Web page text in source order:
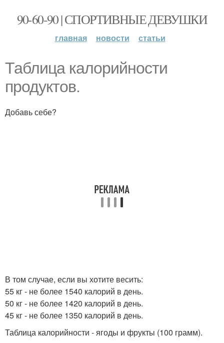
90-60-90 | СПОРТИВНЫЕ ДЕВУШКИ
главная новости статьи
Таблица калорийности
продуктов.
Добавь себе?
В том случае, если вы хотите весить:
55 кг - не более 1540 калорий в день.
50 кг - не более 1420 калорий в день.
45 кг - не более 1350 калорий в день.
Таблица калорийности - ягоды и фрукты (100 грамм).